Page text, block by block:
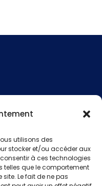
utilisons des
stocker et/ou accéder aux
à ces technologies
telles que le comportement
Le fait de ne pas